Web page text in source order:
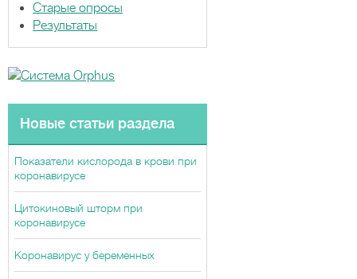
Старые опросы
Результаты
Новые статьи раздела
Показатели кислорода в крови при
коронавирусе
Цитокиновый шторм при
коронавирусе
Коронавирус у беременных